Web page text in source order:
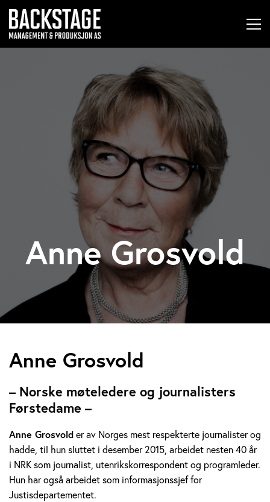
Anne Grosvold
A
n
n
e
G
r
Anne Grosvold
– Norske møteledere og journalisters
Førstedame –
Anne Grosvold er av Norges mest respekterte journalister og
hadde, til hun sluttet i desember 2015, arbeidet nesten 40 år
i NRK som journalist, utenrikskorrespondent og programleder.
Hun har også arbeidet som informasjonssjef for
Justisdepartementet.